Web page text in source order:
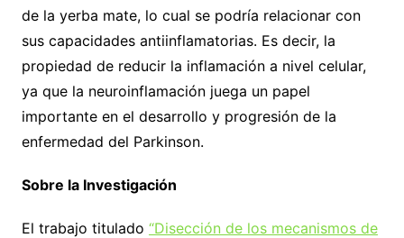
de la yerba mate, lo cual se podría relacionar con
sus capacidades antiinflamatorias. Es decir, la
propiedad de reducir la inflamación a nivel celular,
ya que la neuroinflamación juega un papel
importante en el desarrollo y progresión de la
enfermedad del Parkinson.
Sobre la Investigación
El trabajo titulado “Disección de los mecanismos de